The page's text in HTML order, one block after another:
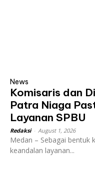
News
Komisaris dan
Patra Niaga
Layanan SPBU
Redaksi August 1, 2026
Medan – Sebagai
keandalan layanan...